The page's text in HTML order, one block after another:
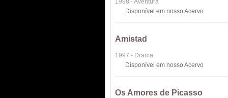
1998 - Aventura
Disponível em nosso Acervo
Amistad
1997 - Drama
Disponível em nosso Acervo
Os Amores de Picasso